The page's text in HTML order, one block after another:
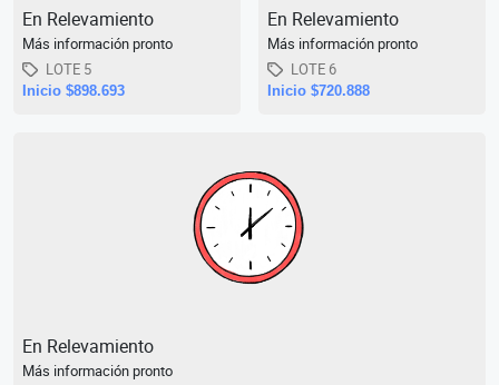
En Relevamiento
Más información pronto
LOTE 5
Inicio $898.693
En Relevamiento
Más información pronto
LOTE 6
Inicio $720.888
En Relevamiento
Más información pronto